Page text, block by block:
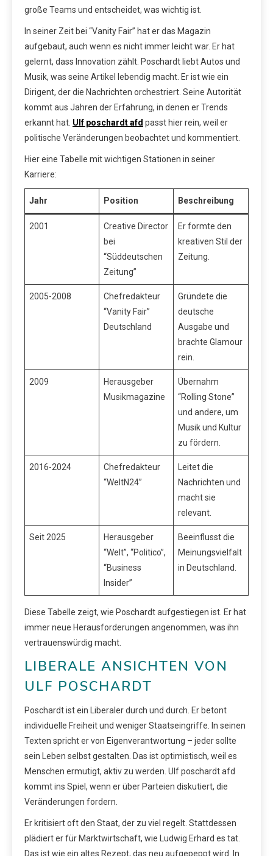
große Teams und entscheidet, was wichtig ist.
In seiner Zeit bei “Vanity Fair” hat er das Magazin
aufgebaut, auch wenn es nicht immer leicht war. Er hat
gelernt, dass Innovation zählt. Poschardt liebt Autos und
Musik, was seine Artikel lebendig macht. Er ist wie ein
Dirigent, der die Nachrichten orchestriert. Seine Autorität
kommt aus Jahren der Erfahrung, in denen er Trends
erkannt hat. Ulf poschardt afd passt hier rein, weil er
politische Veränderungen beobachtet und kommentiert.
Hier eine Tabelle mit wichtigen Stationen in seiner
Karriere:
Jahr Position Beschreibung
2001
Creative Director
bei
“Süddeutschen
Zeitung”
Er formte den
kreativen Stil der
Zeitung.
2005-2008
Chefredakteur
“Vanity Fair”
Deutschland
Gründete die
deutsche
Ausgabe und
brachte Glamour
rein.
2009
Herausgeber
Musikmagazine
Übernahm
“Rolling Stone”
und andere, um
Musik und Kultur
zu fördern.
2016-2024
Chefredakteur
“WeltN24”
Leitet die
Nachrichten und
macht sie
relevant.
Seit 2025
Herausgeber
“Welt”, “Politico”,
“Business
Insider”
Beeinflusst die
Meinungsvielfalt
in Deutschland.
Diese Tabelle zeigt, wie Poschardt aufgestiegen ist. Er hat
immer neue Herausforderungen angenommen, was ihn
vertrauenswürdig macht.
LIBERALE ANSICHTEN VON
ULF POSCHARDT
Poschardt ist ein Liberaler durch und durch. Er betont
individuelle Freiheit und weniger Staatseingriffe. In seinen
Texten spricht er von Eigenverantwortung – jeder sollte
sein Leben selbst gestalten. Das ist optimistisch, weil es
Menschen ermutigt, aktiv zu werden. Ulf poschardt afd
kommt ins Spiel, wenn er über Parteien diskutiert, die
Veränderungen fordern.
Er kritisiert oft den Staat, der zu viel regelt. Stattdessen
plädiert er für Marktwirtschaft, wie Ludwig Erhard es tat.
Das ist wie ein altes Rezept, das neu aufgepeppt wird. In